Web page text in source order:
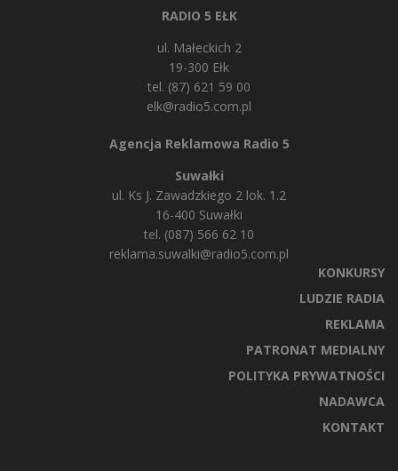
RADIO 5 EŁK
ul. Małeckich 2
19-300 Ełk
tel. (87) 621 59 00
elk@radio5.com.pl
Agencja Reklamowa Radio 5
Suwałki
ul. Ks J. Zawadzkiego 2 lok. 1.2
16-400 Suwałki
tel. (087) 566 62 10
reklama.suwalki@radio5.com.pl
KONKURSY
LUDZIE RADIA
REKLAMA
PATRONAT MEDIALNY
POLITYKA PRYWATNOŚCI
NADAWCA
KONTAKT